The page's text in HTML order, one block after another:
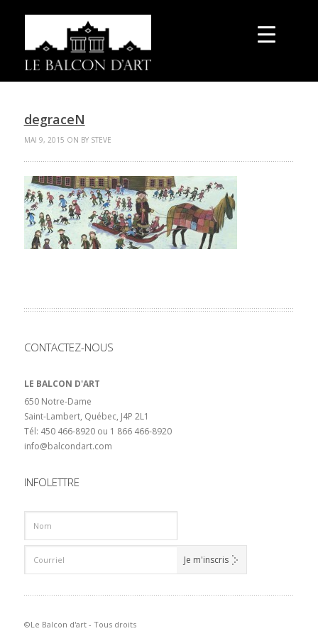
degraceN
MAI 9, 2015 ON BY STEVE
CONTACTEZ-NOUS
LE BALCON D'ART
650 Notre-Dame
Saint-Lambert, Québec, J4P 2L1
Tél: 450 466-8920 ou 1 866 466-8920
info@balcondart.com
INFOLETTRE
©Le Balcon d'art - Tous droits